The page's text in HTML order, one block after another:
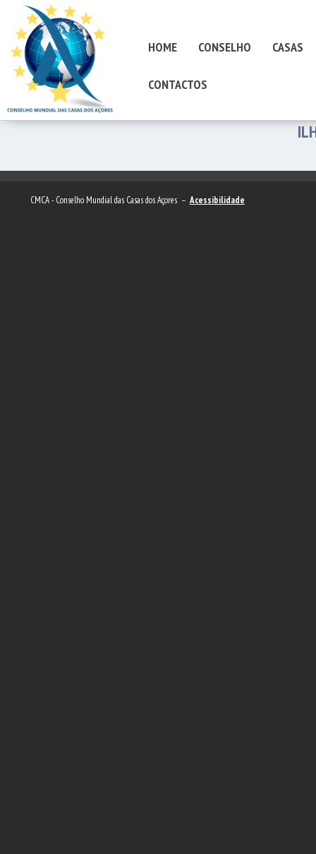
HOME CONSELHO CASAS
CONTACTOS
CMCA - Conselho Mundial das Casas dos Açores – Acessibilidade